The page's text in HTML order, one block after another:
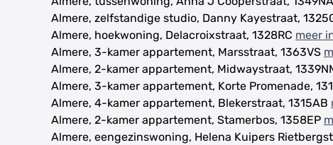
Almere, zelfstandige studio, Danny Kayestraat,
Almere, hoekwoning, Delacroixstraat, 1328RC meer
Almere, 3-kamer appartement, Marsstraat, 1363VS
Almere, 2-kamer appartement, Midwaystraat,
Almere, 3-kamer appartement, Korte Promenade,
Almere, 4-kamer appartement, Blekerstraat, 1315AB
Almere, 2-kamer appartement, Stamerbos, 1358EP
Almere, eengezinswoning, Helena Kuipers